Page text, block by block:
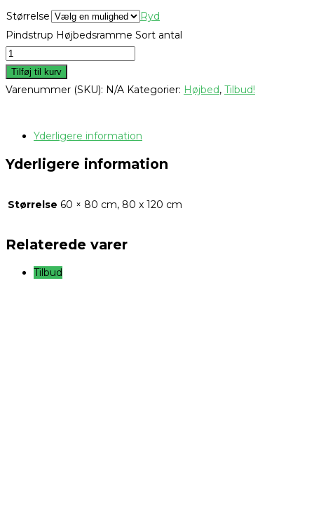
Størrelse
Ryd
Pindstrup Højbedsramme Sort antal
Tilføj til kurv
Varenummer (SKU): N/A Kategorier: Højbed, Tilbud!
Yderligere information
Yderligere information
Størrelse 60 × 80 cm, 80 x 120 cm
Relaterede varer
Tilbud